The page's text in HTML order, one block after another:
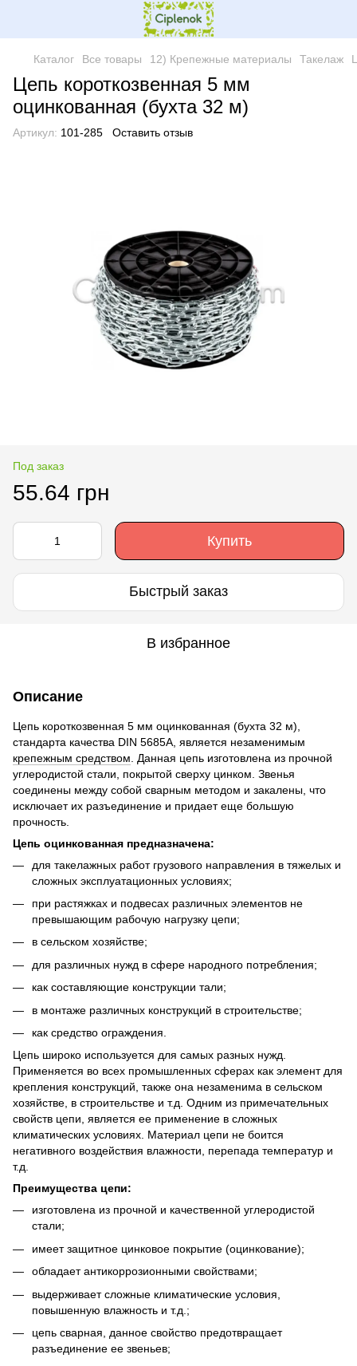
Каталог Все товары 12) Крепежные материалы Такелаж
Цепь короткозвенная 5 мм
оцинкованная (бухта 32 м)
Артикул: 101-285 Оставить отзыв
Под заказ
55.64 грн
Купить
Быстрый заказ
В избранное
Описание
Цепь короткозвенная 5 мм оцинкованная (бухта 32 м),
стандарта качества DIN 5685A, является незаменимым
крепежным средством . Данная цепь изготовлена из прочной
углеродистой стали, покрытой сверху цинком. Звенья
соединены между собой сварным методом и закалены, что
исключает их разъединение и придает еще большую
прочность.
Цепь оцинкованная предназначена:
для такелажных работ грузового направления в тяжелых и
сложных эксплуатационных условиях;
при растяжках и подвесах различных элементов не
превышающим рабочую нагрузку цепи;
в сельском хозяйстве;
для различных нужд в сфере народного потребления;
как составляющие конструкции тали;
в монтаже различных конструкций в строительстве;
как средство ограждения.
Цепь широко используется для самых разных нужд.
Применяется во всех промышленных сферах как элемент для
крепления конструкций, также она незаменима в сельском
хозяйстве, в строительстве и т.д. Одним из примечательных
свойств цепи, является ее применение в сложных
климатических условиях. Материал цепи не боится
негативного воздействия влажности, перепада температур и
т.д.
Преимущества цепи:
изготовлена из прочной и качественной углеродистой
стали;
имеет защитное цинковое покрытие (оцинкование);
обладает антикоррозионными свойствами;
выдерживает сложные климатические условия,
повышенную влажность и т.д.;
цепь сварная, данное свойство предотвращает
разъединение ее звеньев;